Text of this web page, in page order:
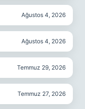
Ağustos 4, 2026
Ağustos 4, 2026
Temmuz 29, 2026
Temmuz 27, 2026